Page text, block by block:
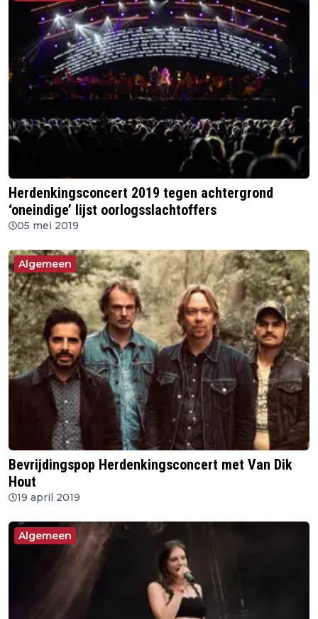
Herdenkingsconcert 2019 tegen achtergrond
‘oneindige’ lijst oorlogsslachtoffers
05 mei 2019
Algemeen
Bevrijdingspop Herdenkingsconcert met Van Dik
Hout
19 april 2019
Algemeen